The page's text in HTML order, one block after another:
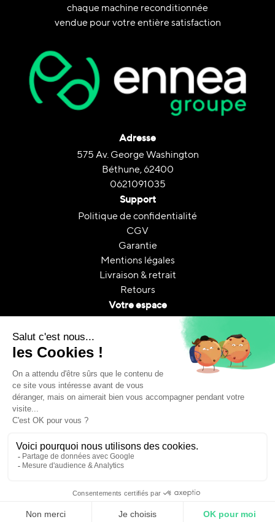
Calendly | Fixez un créneau
Rappelez-moi
chaque machine reconditionnée
vendue pour votre entière satisfaction
Adresse
575 Av. George Washington
Béthune, 62400
0621091035
Support
Politique de confidentialité
CGV
Garantie
Mentions légales
Livraison & retrait
Retours
Votre espace
Suivi de commande
A propos
Le reconditionnement
Copyright © Ennea Groupe. 2025 • Tous droits réservés.